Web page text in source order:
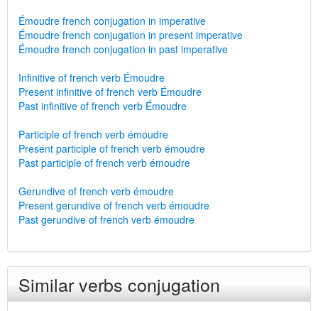
Émoudre french conjugation in imperative
Émoudre french conjugation in present imperative
Émoudre french conjugation in past imperative
Infinitive of french verb Émoudre
Present infinitive of french verb Émoudre
Past infinitive of french verb Émoudre
Participle of french verb émoudre
Present participle of french verb émoudre
Past participle of french verb émoudre
Gerundive of french verb émoudre
Present gerundive of french verb émoudre
Past gerundive of french verb émoudre
Similar verbs conjugation